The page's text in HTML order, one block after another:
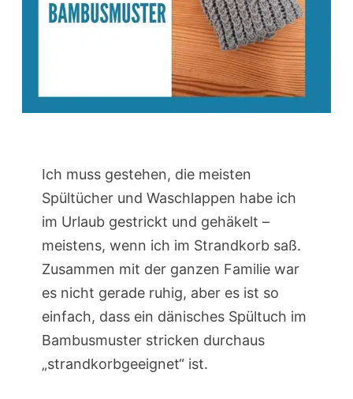
Ich muss gestehen, die meisten
Spültücher und Waschlappen habe ich
im Urlaub gestrickt und gehäkelt –
meistens, wenn ich im Strandkorb saß.
Zusammen mit der ganzen Familie war
es nicht gerade ruhig, aber es ist so
einfach, dass ein dänisches Spültuch im
Bambusmuster stricken durchaus
„strandkorbgeeignet“ ist.